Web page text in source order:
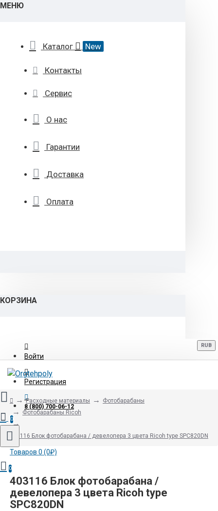
МЕНЮ
Каталог New
Контакты
Сервис
О нас
Гарантии
Доставка
Оплата
КОРЗИНА
Войти
Регистрация
8 (800) 700-06-12
RUB
0
Товаров 0 (0₽)
0
Расходные материалы
Фотобарабаны
Фотобарабаны Ricoh
403116 Блок фотобарабана / девелопера 3 цвета Ricoh type SPC820DN
403116 Блок фотобарабана /
девелопера 3 цвета Ricoh type
SPC820DN